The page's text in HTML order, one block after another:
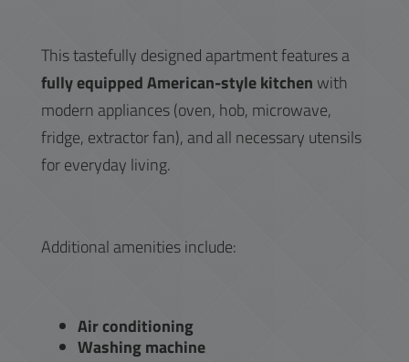
This tastefully designed apartment features a
fully equipped American-style kitchenwith
modern appliances (oven, hob, microwave,
fridge, extractor fan), and all necessary utensils
for everyday living.
Additional amenities include:
Air conditioning
Washing machine